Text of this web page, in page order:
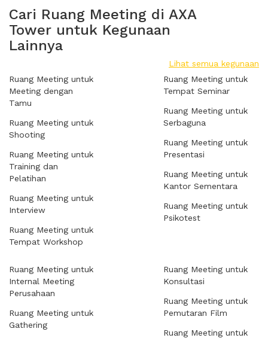
Cari Ruang Meeting di AXA
Tower untuk Kegunaan
Lainnya
Lihat semua kegunaan
Ruang Meeting untuk
Meeting dengan
Tamu
Ruang Meeting untuk
Shooting
Ruang Meeting untuk
Training dan
Pelatihan
Ruang Meeting untuk
Interview
Ruang Meeting untuk
Tempat Workshop
Ruang Meeting untuk
Tempat Seminar
Ruang Meeting untuk
Serbaguna
Ruang Meeting untuk
Presentasi
Ruang Meeting untuk
Kantor Sementara
Ruang Meeting untuk
Psikotest
Ruang Meeting untuk
Internal Meeting
Perusahaan
Ruang Meeting untuk
Gathering
Ruang Meeting untuk
Konsultasi
Ruang Meeting untuk
Pemutaran Film
Ruang Meeting untuk